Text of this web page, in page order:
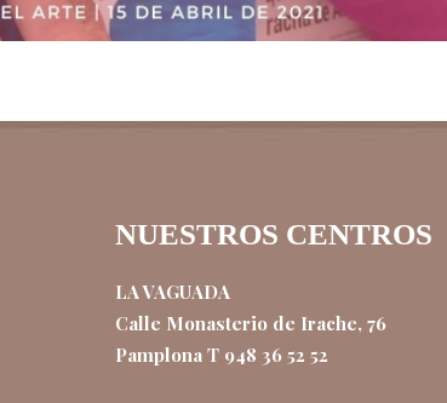
NUESTROS CENTROS
LA VAGUADA
Calle Monasterio de Irache, 76
Pamplona T 948 36 52 52